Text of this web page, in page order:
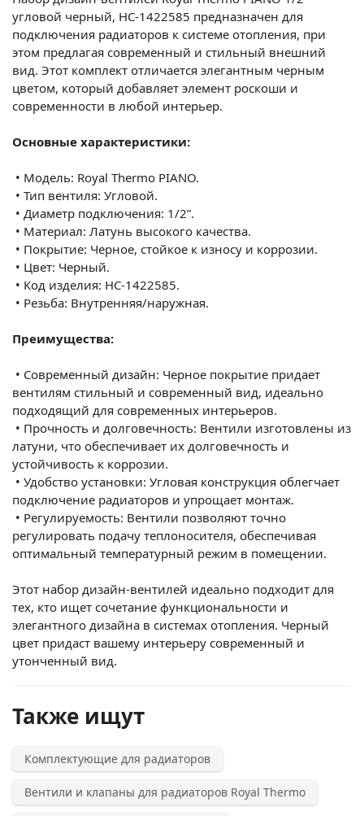
угловой черный, НС-1422585 предназначен для
подключения радиаторов к системе отопления, при
этом предлагая современный и стильный внешний
вид. Этот комплект отличается элегантным черным
цветом, который добавляет элемент роскоши и
современности в любой интерьер.
Основные характеристики:
• Модель: Royal Thermo PIANO.
• Тип вентиля: Угловой.
• Диаметр подключения: 1/2”.
• Материал: Латунь высокого качества.
• Покрытие: Черное, стойкое к износу и коррозии.
• Цвет: Черный.
• Код изделия: НС-1422585.
• Резьба: Внутренняя/наружная.
Преимущества:
• Современный дизайн: Черное покрытие придает
вентилям стильный и современный вид, идеально
подходящий для современных интерьеров.
• Прочность и долговечность: Вентили изготовлены из
латуни, что обеспечивает их долговечность и
устойчивость к коррозии.
• Удобство установки: Угловая конструкция облегчает
подключение радиаторов и упрощает монтаж.
• Регулируемость: Вентили позволяют точно
регулировать подачу теплоносителя, обеспечивая
оптимальный температурный режим в помещении.
Этот набор дизайн-вентилей идеально подходит для
тех, кто ищет сочетание функциональности и
элегантного дизайна в системах отопления. Черный
цвет придаст вашему интерьеру современный и
утонченный вид.
Также ищут
Комплектующие для радиаторов
Вентили и клапаны для радиаторов Royal Thermo